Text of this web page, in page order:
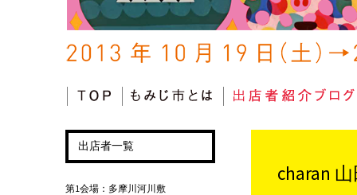
コンテンツへ移動
charan
出店者一覧
第1会場：多摩川河川敷